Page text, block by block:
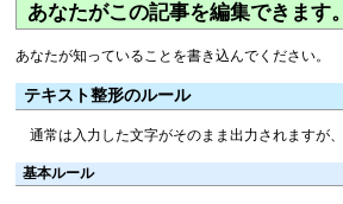
あなたがこの記事を編集できます。
あなたが知っていることを書き込んでください。
テキスト整形のルール
通常は入力した文字がそのまま出力されますが
基本ルール